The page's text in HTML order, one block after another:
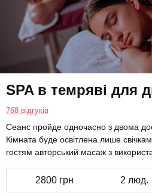
SPA в темряві для
768 відгуків
Сеанс пройде одночасно з двома
Кімната буде освітлена лише
гостям авторський масаж з
2800 грн 2 люд.